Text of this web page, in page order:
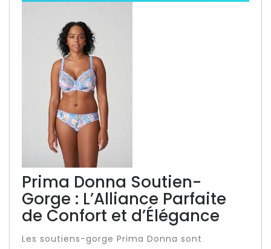
Prima Donna Soutien-
Gorge : L’Alliance Parfaite
de Confort et d’Élégance
Les soutiens-gorge Prima Donna sont